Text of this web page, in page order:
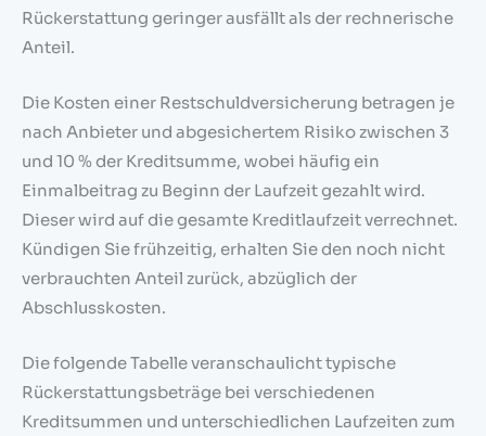
Rückerstattung geringer ausfällt als der rechnerische
Anteil.
Die Kosten einer Restschuldversicherung betragen je
nach Anbieter und abgesichertem Risiko zwischen 3
und 10 % der Kreditsumme, wobei häufig ein
Einmalbeitrag zu Beginn der Laufzeit gezahlt wird.
Dieser wird auf die gesamte Kreditlaufzeit verrechnet.
Kündigen Sie frühzeitig, erhalten Sie den noch nicht
verbrauchten Anteil zurück, abzüglich der
Abschlusskosten.
Die folgende Tabelle veranschaulicht typische
Rückerstattungsbeträge bei verschiedenen
Kreditsummen und unterschiedlichen Laufzeiten zum